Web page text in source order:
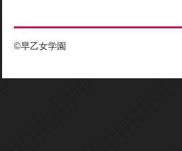
©早乙女学園